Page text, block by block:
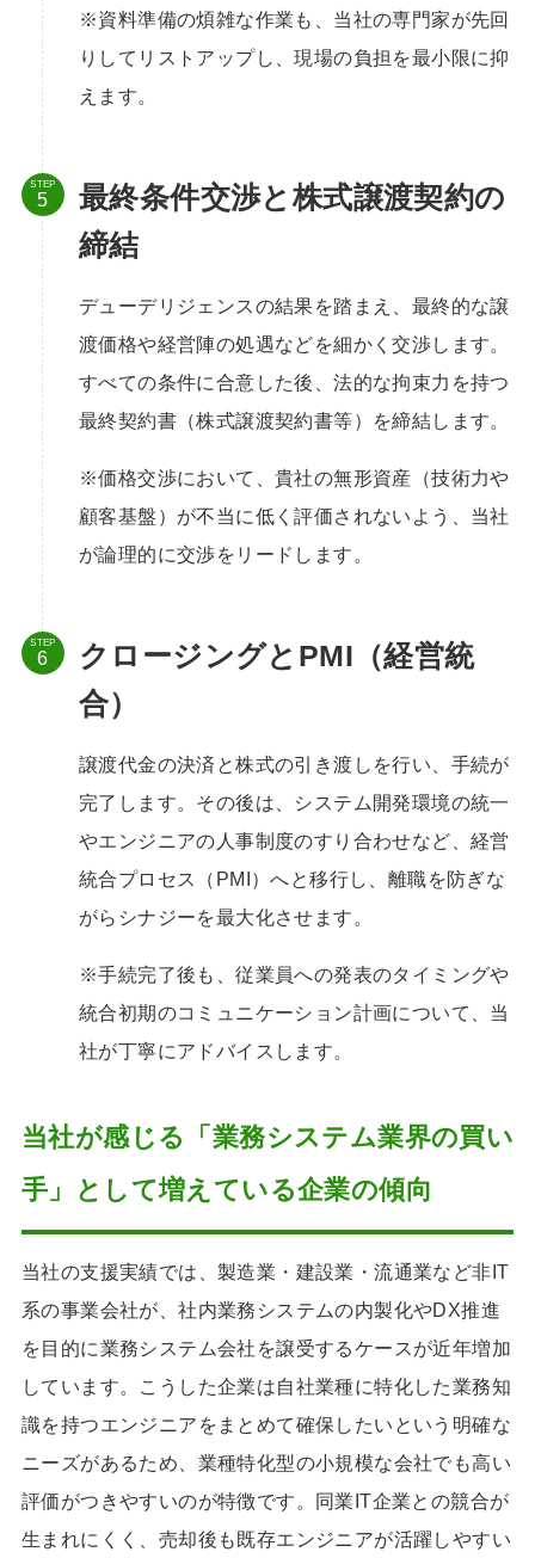
※資料準備の煩雑な作業も、当社の専門家が先回
りしてリストアップし、現場の負担を最小限に抑
えます。
STEP
最終条件交渉と株式譲渡契約の
締結
デューデリジェンスの結果を踏まえ、最終的な譲
渡価格や経営陣の処遇などを細かく交渉します。
すべての条件に合意した後、法的な拘束力を持つ
最終契約書（株式譲渡契約書等）を締結します。
※価格交渉において、貴社の無形資産（技術力や
顧客基盤）が不当に低く評価されないよう、当社
が論理的に交渉をリードします。
STEP
クロージングとPMI（経営統
合）
譲渡代金の決済と株式の引き渡しを行い、手続が
完了します。その後は、システム開発環境の統一
やエンジニアの人事制度のすり合わせなど、経営
統合プロセス（PMI）へと移行し、離職を防ぎな
がらシナジーを最大化させます。
※手続完了後も、従業員への発表のタイミングや
統合初期のコミュニケーション計画について、当
社が丁寧にアドバイスします。
当社が感じる「業務システム業界の買い
手」として増えている企業の傾向
当社の支援実績では、製造業・建設業・流通業など非IT
系の事業会社が、社内業務システムの内製化やDX推進
を目的に業務システム会社を譲受するケースが近年増加
しています。こうした企業は自社業種に特化した業務知
識を持つエンジニアをまとめて確保したいという明確な
ニーズがあるため、業種特化型の小規模な会社でも高い
評価がつきやすいのが特徴です。同業IT企業との競合が
生まれにくく、売却後も既存エンジニアが活躍しやすい